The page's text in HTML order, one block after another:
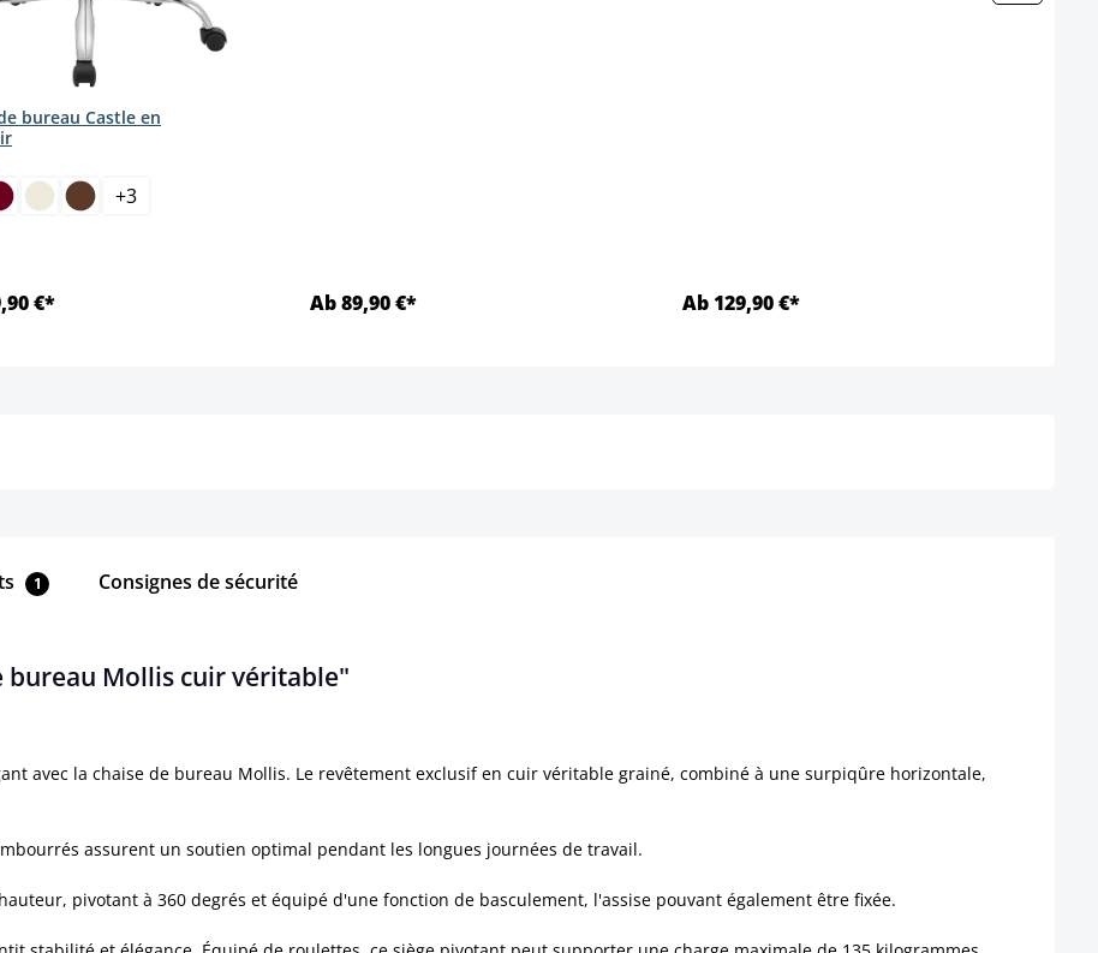
bureau Castle en
+3
€* Ab 89,90 €* Ab 129,90 €*
1 Consignes de sécurité
Mollis cuir véritable"
avec la chaise de bureau Mollis. Le revêtement exclusif en cuir véritable grainé, combiné à une surpiqûre horizontale,
assurent un soutien optimal pendant les longues journées de travail.
pivotant à 360 degrés et équipé d'une fonction de basculement, l'assise pouvant également être fixée.